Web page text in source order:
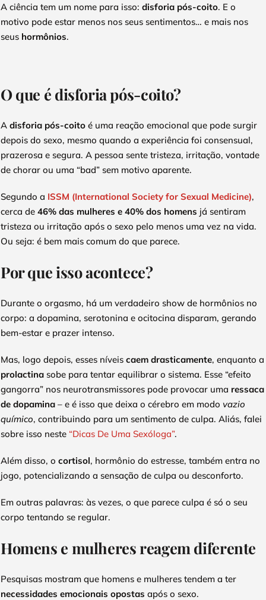
A ciência tem um nome para isso: disforia pós-coito. E o
motivo pode estar menos nos seus sentimentos… e mais nos
seus hormônios.
O que é disforia pós-coito?
A disforia pós-coito é uma reação emocional que pode surgir
depois do sexo, mesmo quando a experiência foi consensual,
prazerosa e segura. A pessoa sente tristeza, irritação, vontade
de chorar ou uma “bad” sem motivo aparente.
Segundo a ISSM (International Society for Sexual Medicine),
cerca de 46% das mulheres e 40% dos homens já sentiram
tristeza ou irritação após o sexo pelo menos uma vez na vida.
Ou seja: é bem mais comum do que parece.
Por que isso acontece?
Durante o orgasmo, há um verdadeiro show de hormônios no
corpo: a dopamina, serotonina e ocitocina disparam, gerando
bem-estar e prazer intenso.
Mas, logo depois, esses níveis caem drasticamente, enquanto a
prolactina sobe para tentar equilibrar o sistema. Esse “efeito
gangorra” nos neurotransmissores pode provocar uma ressaca
de dopamina – e é isso que deixa o cérebro em modo vazio
químico, contribuindo para um sentimento de culpa. Aliás, falei
sobre isso neste “Dicas De Uma Sexóloga”.
Além disso, o cortisol, hormônio do estresse, também entra no
jogo, potencializando a sensação de culpa ou desconforto.
Em outras palavras: às vezes, o que parece culpa é só o seu
corpo tentando se regular.
Homens e mulheres reagem diferente
Pesquisas mostram que homens e mulheres tendem a ter
necessidades emocionais opostas após o sexo.